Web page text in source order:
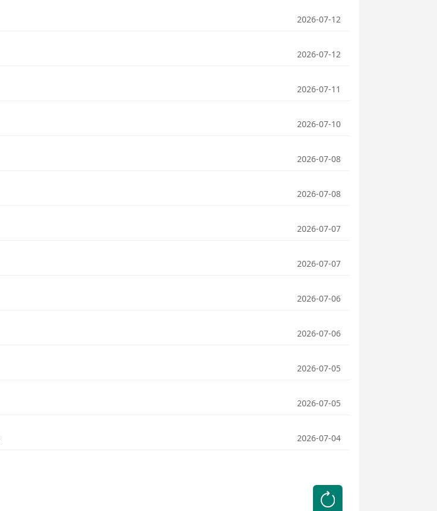
2026-07-12
2026-07-12
2026-07-11
2026-07-10
2026-07-08
2026-07-08
2026-07-07
2026-07-07
2026-07-06
2026-07-06
2026-07-05
2026-07-05
2026-07-04